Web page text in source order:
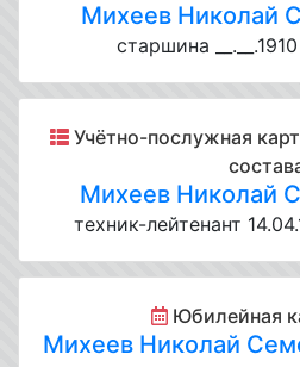
Михеев Николай
старшина
Учётно-послужная
Михеев Николай
техник-лейтенант
Юбилейная
Михеев Николай